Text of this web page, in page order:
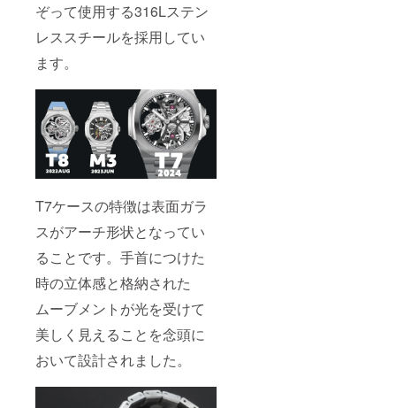
ぞって使用する316Lステン
レススチールを採用してい
ます。
T7ケースの特徴は表面ガラ
スがアーチ形状となってい
ることです。手首につけた
時の立体感と格納された
ムーブメントが光を受けて
美しく見えることを念頭に
おいて設計されました。